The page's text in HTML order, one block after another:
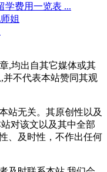
学费用一览表 ...
姐
,均出自其它媒体或其
不代表本站赞同其观
站无关。其原创性以及
对该文以及其中全部
、及时性，不作出任何